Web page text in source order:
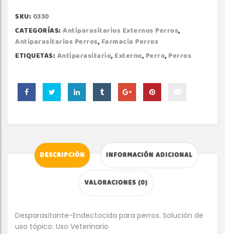
SKU: 0330
CATEGORÍAS: Antiparasitarios Externos Perros,
Antiparasitarios Perros, Farmacia Perros
ETIQUETAS: Antiparasitario, Externo, Perro, Perros
DESCRIPCIÓN INFORMACIÓN ADICIONAL
VALORACIONES (0)
Desparasitante-Endectocida para perros. Solución de
uso tópico. Uso Veterinario